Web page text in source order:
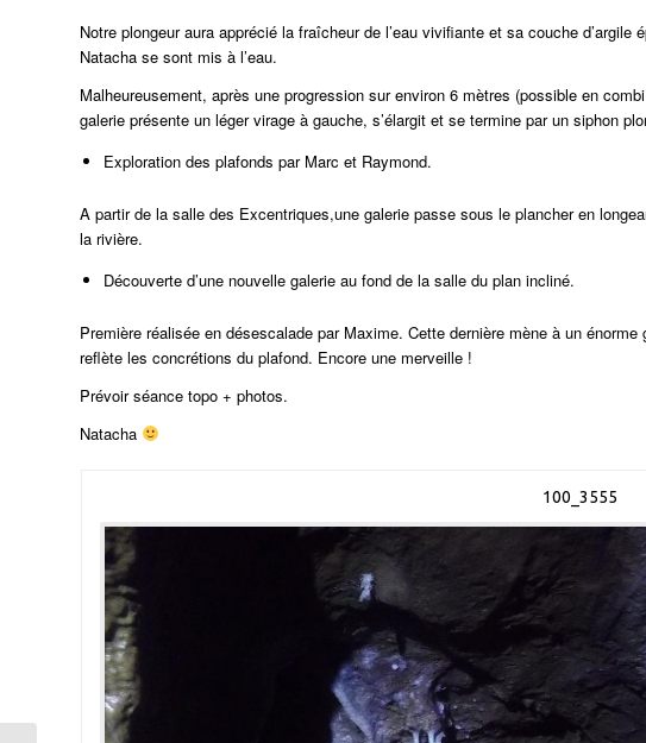
Notre plongeur aura apprécié la fraîcheur de l’eau vivifiante et sa couche
Natacha se sont mis à l’eau.
Malheureusement, après une progression sur environ 6 mètres (possible en
galerie présente un léger virage à gauche, s’élargit et se termine par un siphon
Exploration des plafonds par Marc et Raymond.
A partir de la salle des Excentriques,une galerie passe sous le plancher en
la rivière.
Découverte d’une nouvelle galerie au fond de la salle du plan incliné.
Première réalisée en désescalade par Maxime. Cette dernière mène à un énorme
reflète les concrétions du plafond. Encore une merveille !
Prévoir séance topo + photos.
Natacha
100_3555